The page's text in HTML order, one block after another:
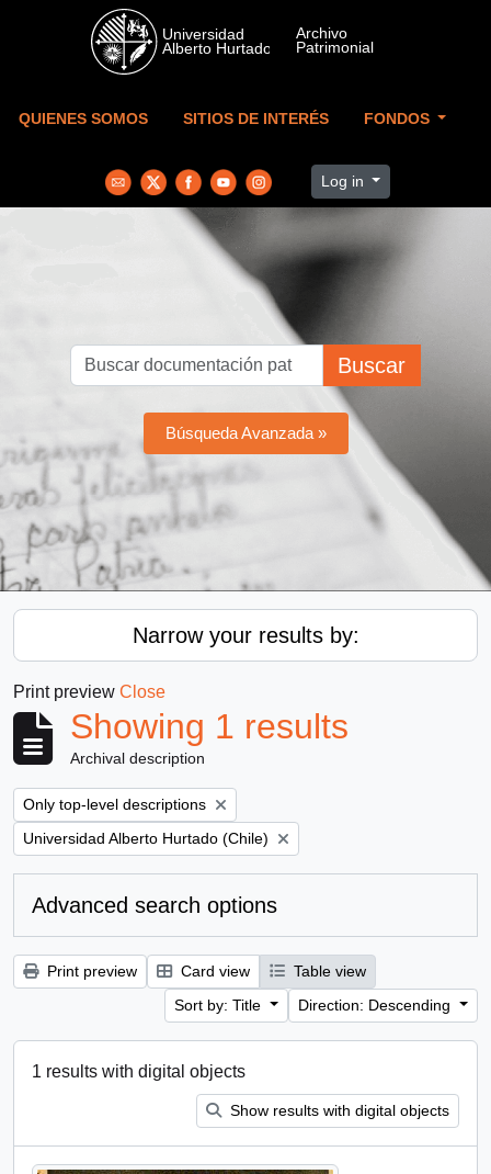
Skip to main content
QUIENES SOMOS SITIOS DE INTERÉS FONDOS
Log in
Buscar
Búsqueda Avanzada »
Narrow your results by:
Print preview Close
Showing 1 results
Archival description
Remove filter:
Only top-level descriptions
Remove filter:
Universidad Alberto Hurtado (Chile)
Advanced search options
Print preview Card view
Table view
Sort by: Title
Direction: Descending
1 results with digital objects
Show results with digital objects